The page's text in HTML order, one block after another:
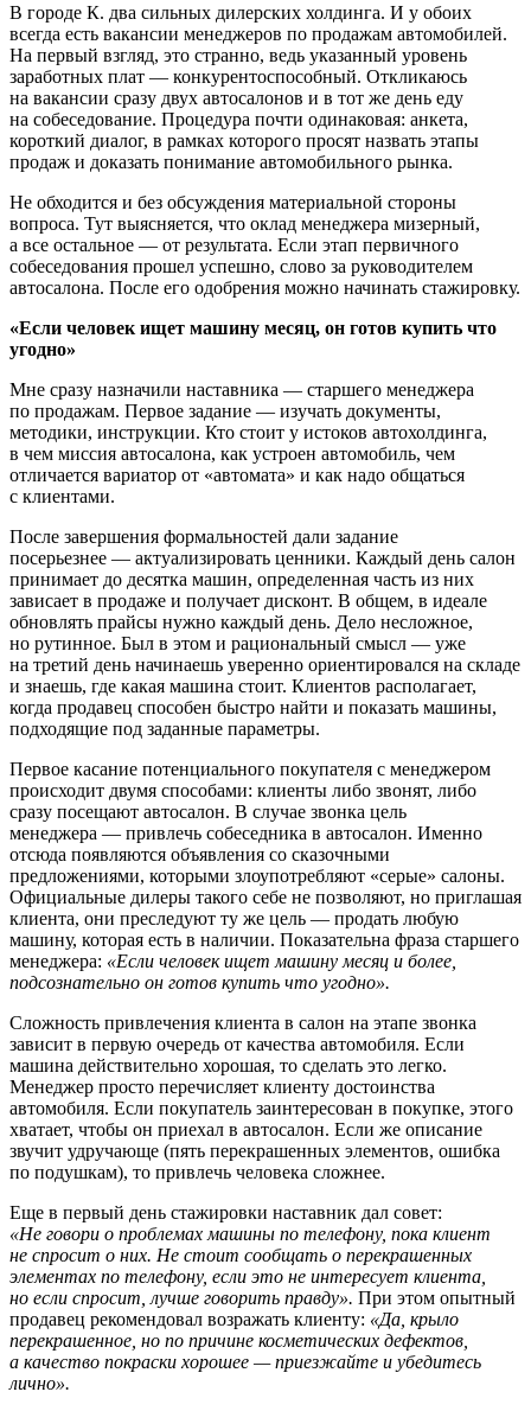
В городе К. два сильных дилерских холдинга. И у обоих
всегда есть вакансии менеджеров по продажам автомобилей.
На первый взгляд, это странно, ведь указанный уровень
заработных плат — конкурентоспособный. Откликаюсь
на вакансии сразу двух автосалонов и в тот же день еду
на собеседование. Процедура почти одинаковая: анкета,
короткий диалог, в рамках которого просят назвать этапы
продаж и доказать понимание автомобильного рынка.
Не обходится и без обсуждения материальной стороны
вопроса. Тут выясняется, что оклад менеджера мизерный,
а все остальное — от результата. Если этап первичного
собеседования прошел успешно, слово за руководителем
автосалона. После его одобрения можно начинать стажировку.
«Если человек ищет машину месяц, он готов купить что
угодно»
Мне сразу назначили наставника — старшего менеджера
по продажам. Первое задание — изучать документы,
методики, инструкции. Кто стоит у истоков автохолдинга,
в чем миссия автосалона, как устроен автомобиль, чем
отличается вариатор от «автомата» и как надо общаться
с клиентами.
После завершения формальностей дали задание
посерьезнее — актуализировать ценники. Каждый день салон
принимает до десятка машин, определенная часть из них
зависает в продаже и получает дисконт. В общем, в идеале
обновлять прайсы нужно каждый день. Дело несложное,
но рутинное. Был в этом и рациональный смысл — уже
на третий день начинаешь уверенно ориентировался на складе
и знаешь, где какая машина стоит. Клиентов располагает,
когда продавец способен быстро найти и показать машины,
подходящие под заданные параметры.
Первое касание потенциального покупателя с менеджером
происходит двумя способами: клиенты либо звонят, либо
сразу посещают автосалон. В случае звонка цель
менеджера — привлечь собеседника в автосалон. Именно
отсюда появляются объявления со сказочными
предложениями, которыми злоупотребляют «серые» салоны.
Официальные дилеры такого себе не позволяют, но приглашая
клиента, они преследуют ту же цель — продать любую
машину, которая есть в наличии. Показательна фраза старшего
менеджера: «Если человек ищет машину месяц и более,
подсознательно он готов купить что угодно».
Сложность привлечения клиента в салон на этапе звонка
зависит в первую очередь от качества автомобиля. Если
машина действительно хорошая, то сделать это легко.
Менеджер просто перечисляет клиенту достоинства
автомобиля. Если покупатель заинтересован в покупке, этого
хватает, чтобы он приехал в автосалон. Если же описание
звучит удручающе (пять перекрашенных элементов, ошибка
по подушкам), то привлечь человека сложнее.
Еще в первый день стажировки наставник дал совет:
«Не говори о проблемах машины по телефону, пока клиент
не спросит о них. Не стоит сообщать о перекрашенных
элементах по телефону, если это не интересует клиента,
но если спросит, лучше говорить правду». При этом опытный
продавец рекомендовал возражать клиенту: «Да, крыло
перекрашенное, но по причине косметических дефектов,
а качество покраски хорошее — приезжайте и убедитесь
лично».